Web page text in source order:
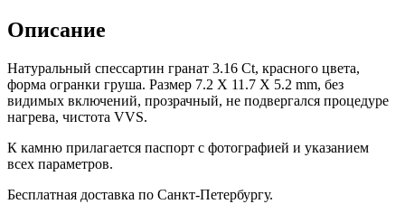
Описание
Натуральный спессартин гранат 3.16 Ct, красного цвета,
форма огранки груша. Размер 7.2 X 11.7 X 5.2 mm, без
видимых включений, прозрачный, не подвергался процедуре
нагрева, чистота VVS.
К камню прилагается паспорт с фотографией и указанием
всех параметров.
Бесплатная доставка по Санкт-Петербургу.